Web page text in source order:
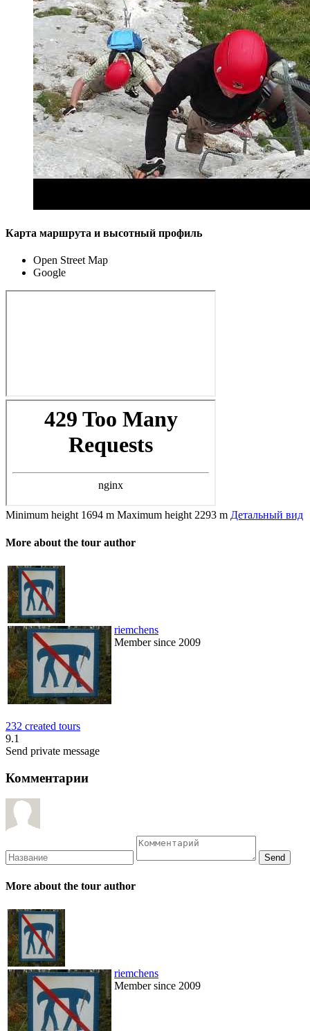
Карта маршрута и высотный профиль
Open Street Map
Google
Minimum height 1694 m Maximum height 2293 m Детальный вид
More about the tour author
riemchens
Member since 2009
232 created tours
9.1
Send private message
Комментарии
More about the tour author
riemchens
Member since 2009